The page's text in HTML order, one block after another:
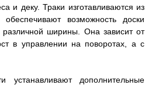
и деку. Траки изготавливаются из
возможность доски
ширины. Она зависит от
в управлении на поворотах, а с
дополнительные